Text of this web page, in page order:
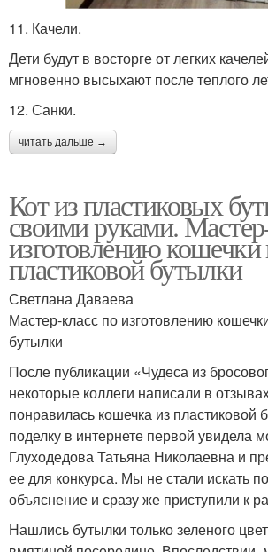
11. Качели.
Дети будут в восторге от легких
мгновенно высыхают после теплого
12. Санки.
читать дальше →
Кот из пластиковых
своими руками.
изготовлению кошечки
пластиковой бутылки
Светлана Даваева
Мастер-класс по изготовлению
бутылки
После публикации «Чудеса из
некоторые коллеги написали в
понравилась кошечка из пластиковой
поделку в интернете первой увидела
Глуходедова Татьяна Николаевна и
ее для конкурса. Мы не стали искать
объяснение и сразу же приступили к
Нашлись бутылки только зеленого